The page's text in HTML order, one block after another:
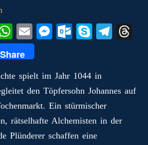
W
ha
ts
A
pp
E
m
ail
M
ng
er
O
ok
.c
o
m
S
Te
m
Share
spielt im Jahr 1044 in
den Töpfersohn Johannes auf
Ein stürmischer
rätselhafte Alchemisten in der
Plünderer schaffen eine